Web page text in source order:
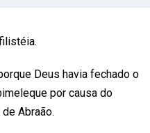
Deus havia fechado o
por causa do
Abraão.